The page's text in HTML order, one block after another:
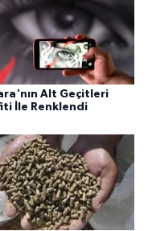
Alt Geçitleri
İle Renklendi